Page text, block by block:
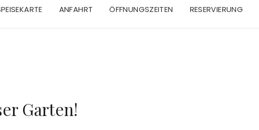
ANFAHRT ÖFFNUNGSZEITEN RESERVIERUNG
Garten!